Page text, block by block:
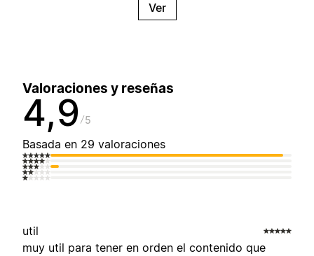
Ver
Valoraciones y reseñas
4,9 5
Basada en 29 valoraciones
util
muy util para tener en orden el contenido que